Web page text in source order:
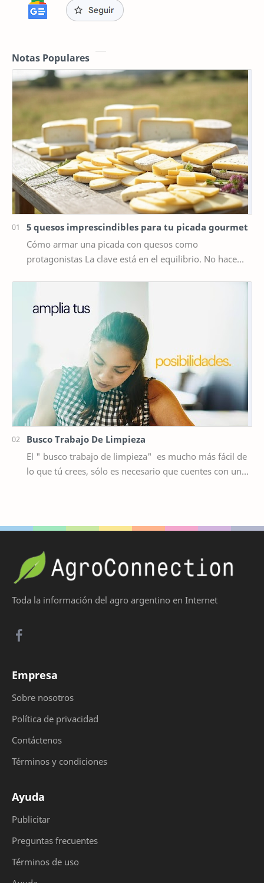
Notas Populares
5 quesos imprescindibles para tu picada gourmet
Cómo armar una picada con quesos como
protagonistas La clave está en el equilibrio. No hace
Busco Trabajo De Limpieza
El " busco trabajo de limpieza" es mucho más fácil de
lo que tú crees, sólo es necesario que cuentes con una
Toda la información del agro argentino en Internet
Empresa
Sobre nosotros
Política de privacidad
Contáctenos
Términos y condiciones
Ayuda
Publicitar
Preguntas frecuentes
Términos de uso